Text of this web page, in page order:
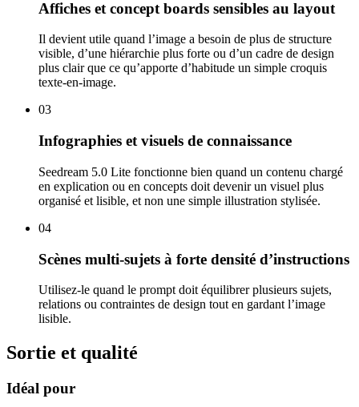
Affiches et concept boards sensibles au layout
Il devient utile quand l’image a besoin de plus de structure
visible, d’une hiérarchie plus forte ou d’un cadre de design
plus clair que ce qu’apporte d’habitude un simple croquis
texte-en-image.
03
Infographies et visuels de connaissance
Seedream 5.0 Lite fonctionne bien quand un contenu chargé
en explication ou en concepts doit devenir un visuel plus
organisé et lisible, et non une simple illustration stylisée.
04
Scènes multi-sujets à forte densité d’instructions
Utilisez-le quand le prompt doit équilibrer plusieurs sujets,
relations ou contraintes de design tout en gardant l’image
lisible.
Sortie et qualité
Idéal pour